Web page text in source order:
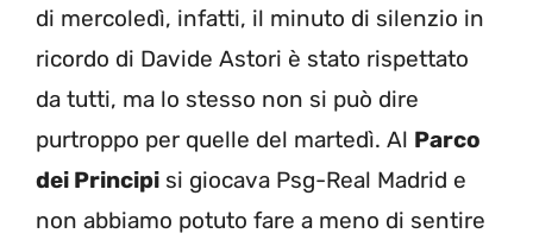
di mercoledì, infatti, il minuto di silenzio in
ricordo di Davide Astori è stato rispettato
da tutti, ma lo stesso non si può dire
purtroppo per quelle del martedì. Al Parco
dei Principi si giocava Psg-Real Madrid e
non abbiamo potuto fare a meno di sentire